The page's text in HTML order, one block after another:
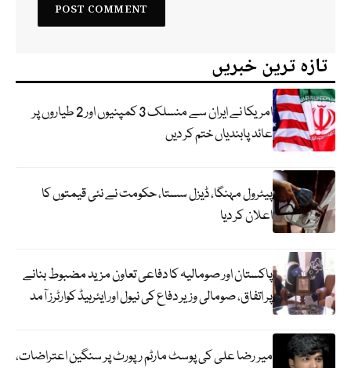
تازہ ترین خبریں
امریکا نے ایران سے منسلک 3 کمپنیوں اور 2 طیاروں پر
عائد پابندیاں ختم کر دیں
پیٹرول مہنگا، ڈیزل سستا، حکومت نے نئی قیمتوں کا
اعلان کر دیا
پاکستان اور صومالیہ کا دفاعی تعاون مزید مضبوط بنانے
پر اتفاق، صومالی وزیر دفاع کی نیول اور ایئرہیڈ کوارٹرز آمد
میر رضا علی کی پوسٹ مارٹم رپورٹ پر سنگین اعتراضات،